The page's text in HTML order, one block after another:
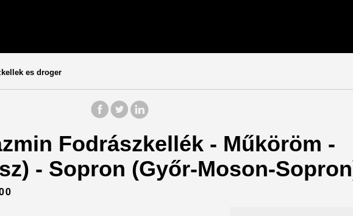
es droger
Fodrászkellék - Műköröm -
- Sopron (Győr-Moson-